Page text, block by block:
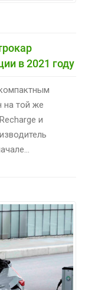
в 2021 году
на той же
и